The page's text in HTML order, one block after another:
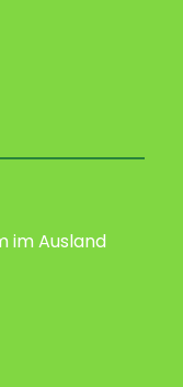
im Ausland